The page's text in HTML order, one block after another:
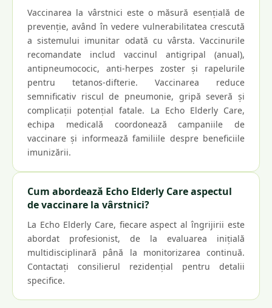
Vaccinarea la vârstnici este o măsură esențială de
prevenție, având în vedere vulnerabilitatea crescută
a sistemului imunitar odată cu vârsta. Vaccinurile
recomandate includ vaccinul antigripal (anual),
antipneumococic, anti-herpes zoster și rapelurile
pentru tetanos-difterie. Vaccinarea reduce
semnificativ riscul de pneumonie, gripă severă și
complicații potențial fatale. La Echo Elderly Care,
echipa medicală coordonează campaniile de
vaccinare și informează familiile despre beneficiile
imunizării.
Cum abordează Echo Elderly Care aspectul
de vaccinare la vârstnici?
La Echo Elderly Care, fiecare aspect al îngrijirii este
abordat profesionist, de la evaluarea inițială
multidisciplinară până la monitorizarea continuă.
Contactați consilierul rezidențial pentru detalii
specifice.